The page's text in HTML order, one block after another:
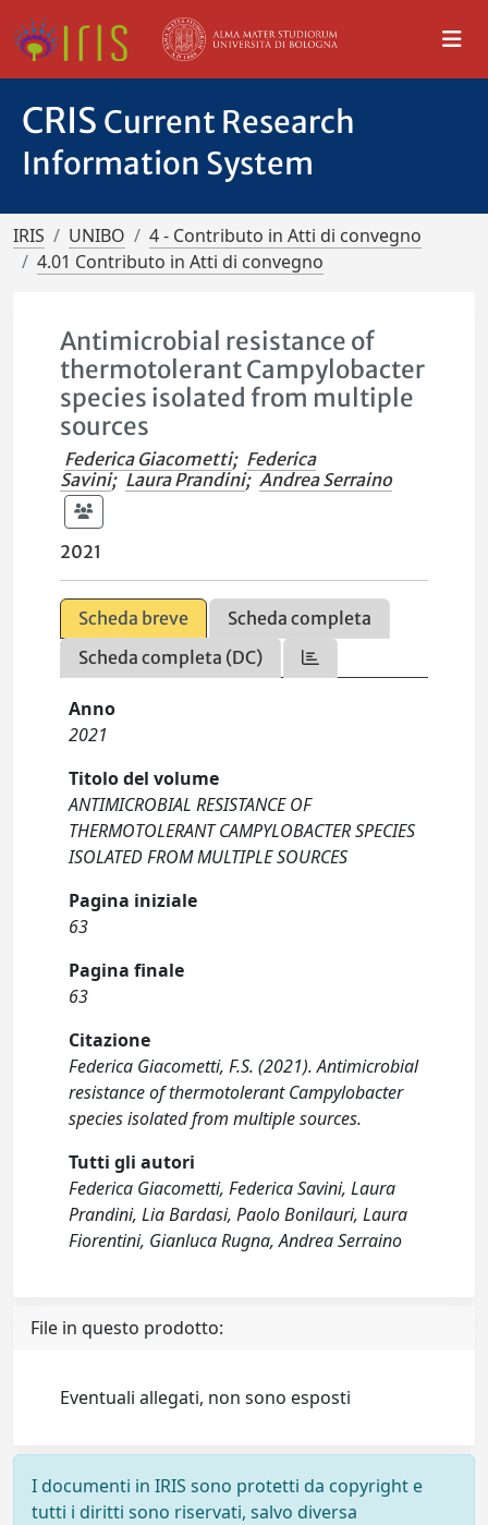
CRIS Current Research
Information System
IRIS UNIBO
4 - Contributo in Atti di convegno
4.01 Contributo in Atti di convegno
Antimicrobial resistance of
thermotolerant Campylobacter
species isolated from multiple
sources
Federica Giacometti; Federica
Savini; Laura Prandini; Andrea Serraino
2021
Scheda breve
Scheda completa
Scheda completa (DC)
Anno
2021
Titolo del volume
ANTIMICROBIAL RESISTANCE OF
THERMOTOLERANT CAMPYLOBACTER SPECIES
ISOLATED FROM MULTIPLE SOURCES
Pagina iniziale
63
Pagina finale
63
Citazione
Federica Giacometti, F.S. (2021). Antimicrobial
resistance of thermotolerant Campylobacter
species isolated from multiple sources.
Tutti gli autori
Federica Giacometti, Federica Savini, Laura
Prandini, Lia Bardasi, Paolo Bonilauri, Laura
Fiorentini, Gianluca Rugna, Andrea Serraino
File in questo prodotto:
Eventuali allegati, non sono esposti
I documenti in IRIS sono protetti da copyright e
tutti i diritti sono riservati, salvo diversa